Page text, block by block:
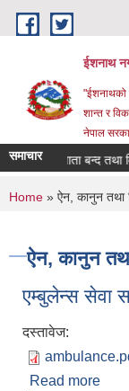
Skip to main content
ईशनाथ
"ईशनाथको
शान्त र
नेपाल
समाचार
को खाता बन्द तथा
You are
Home » ऐन, कानुन तथा
ऐन, कानुन तथा
एम्बुलेन्स सेवा
दस्तावेज:
Read more